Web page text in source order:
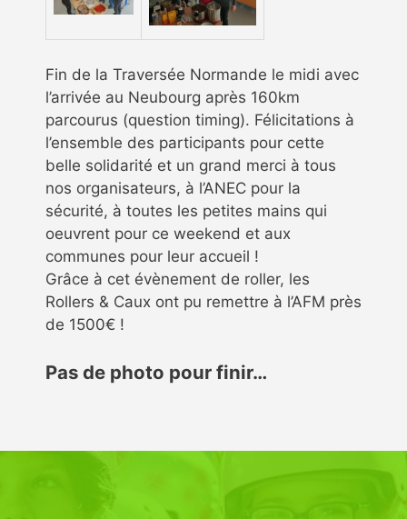
Fin de la Traversée Normande le midi avec
l’arrivée au Neubourg après 160km
parcourus (question timing). Félicitations à
l’ensemble des participants pour cette
belle solidarité et un grand merci à tous
nos organisateurs, à l’ANEC pour la
sécurité, à toutes les petites mains qui
oeuvrent pour ce weekend et aux
communes pour leur accueil !
Grâce à cet évènement de roller, les
Rollers & Caux ont pu remettre à l’AFM près
de 1500€ !
Pas de photo pour finir…